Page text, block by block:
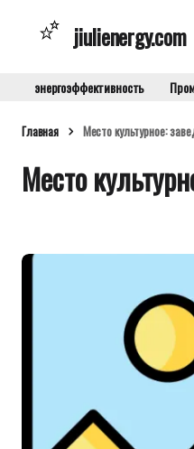
jiulienergy.com
энергоэффективность
Главная Место культурное:
Место